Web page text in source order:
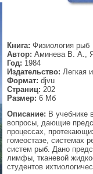
Книга: Физиология рыб
Автор: Аминева В. А.,
Год: 1984
Издательство: Легкая
Формат: djvu
Страниц: 202
Размер: 6 Мб
Описание: В учебнике
вопросы, дающие
процессах,
гомеостазе, системах
систем рыб. Дано
лимфы, тканевой
студентов
▼
▼
▼